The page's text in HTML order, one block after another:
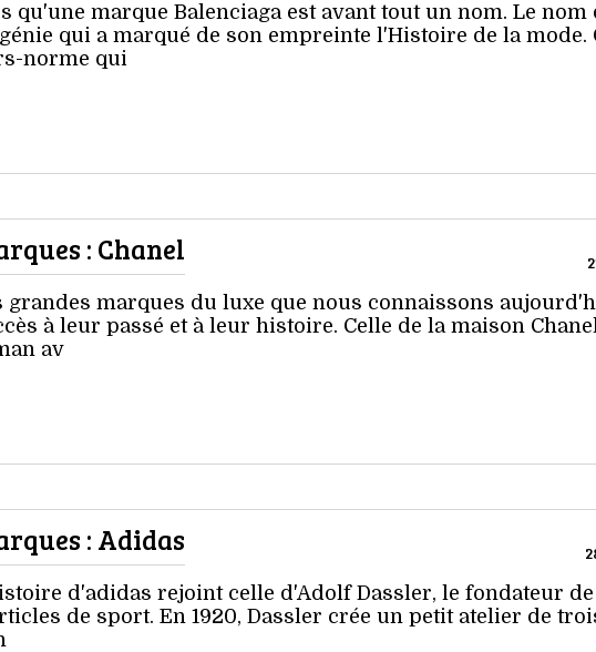
qu'une marque Balenciaga est avant tout un nom. Le
qui a marqué de son empreinte l'Histoire de la mode.
norme qui
: Chanel
grandes marques du luxe que nous connaissons
à leur passé et à leur histoire. Celle de la maison
av
: Adidas
d'adidas rejoint celle d'Adolf Dassler, le fondateur de
de sport. En 1920, Dassler crée un petit atelier de